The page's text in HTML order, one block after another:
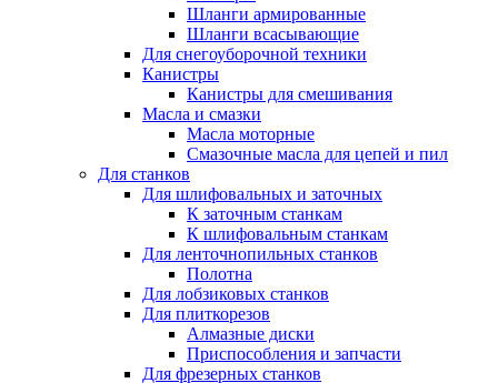
Шланги армированные
Шланги всасывающие
Для снегоуборочной техники
Канистры
Канистры для смешивания
Масла и смазки
Масла моторные
Смазочные масла для цепей и пил
Для станков
Для шлифовальных и заточных
К заточным станкам
К шлифовальным станкам
Для ленточнопильных станков
Полотна
Для лобзиковых станков
Для плиткорезов
Алмазные диски
Приспособления и запчасти
Для фрезерных станков